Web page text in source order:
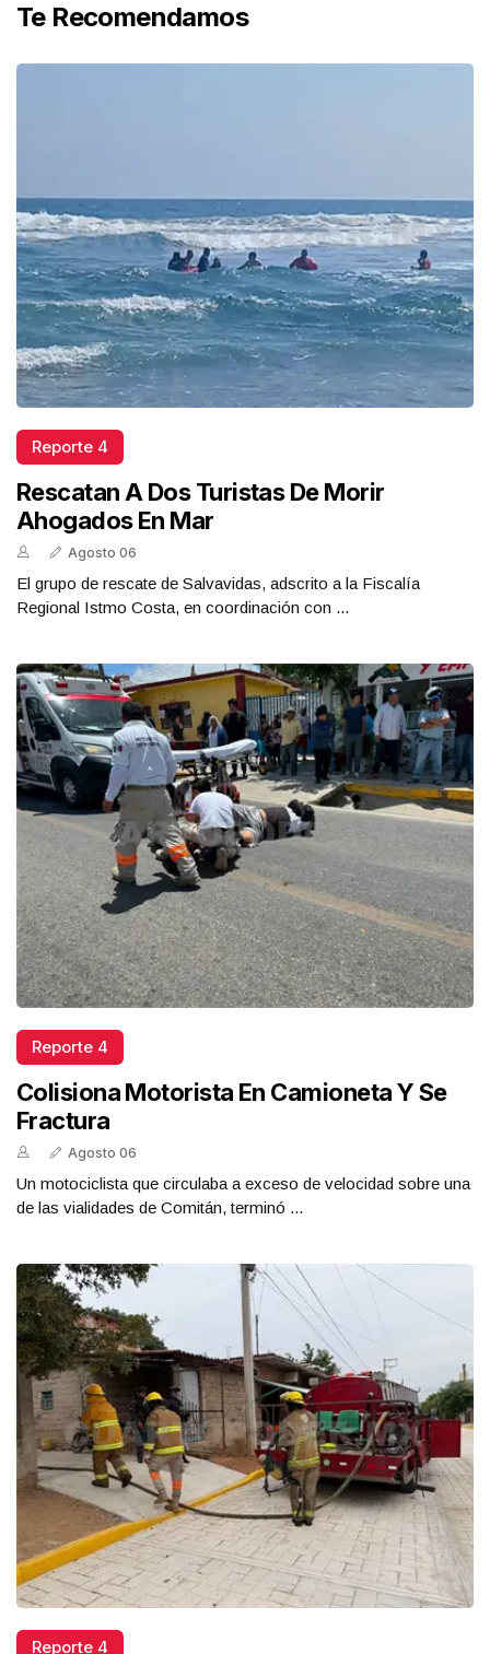
Te Recomendamos
Reporte 4
Rescatan A Dos Turistas De Morir
Ahogados En Mar
Agosto 06
El grupo de rescate de Salvavidas, adscrito a la Fiscalía
Regional Istmo Costa, en coordinación con ...
Reporte 4
Colisiona Motorista En Camioneta Y Se
Fractura
Agosto 06
Un motociclista que circulaba a exceso de velocidad sobre una
de las vialidades de Comitán, terminó ...
Reporte 4